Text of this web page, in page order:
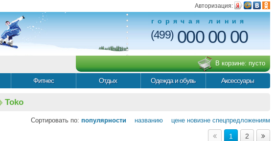
Авторизация:
горячая линия
(499)000 00 00
В корзине: пусто
Фитнес Отдых Одежда и обувь Аксессуары
Toko
Сортировать по: популярности названию цене новизне спецпредложениям
1 2